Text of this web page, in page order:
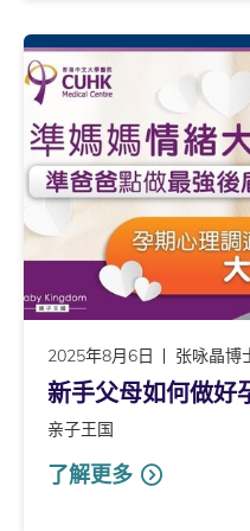
2025年8月6日 张咏晶博
新手父母如何做好
亲子王国
了解更多